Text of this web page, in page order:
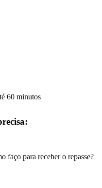
60 minutos
faço para receber o repasse?